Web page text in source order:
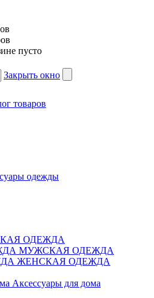
пусто
Закрыть окно
одежды
ОДЕЖДА
МУЖСКАЯ ОДЕЖДА
ЖЕНСКАЯ ОДЕЖДА
Аксессуары для дома